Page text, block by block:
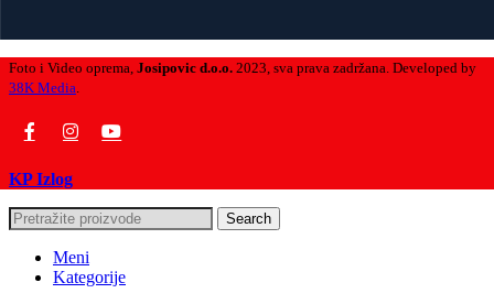
Foto i Video oprema, Josipovic d.o.o. 2023, sva prava zadržana. Developed by
38K Media
KP Izlog
Search
Meni
Kategorije